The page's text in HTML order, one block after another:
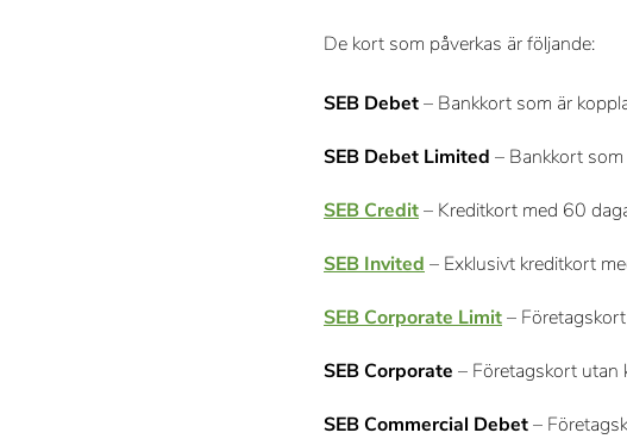
De kort som påverkas är följande:
SEB Debet– Bankkort som är
SEB Debet Limited – Bankkort
SEB Credit– Kreditkort med 60
SEB Invited – Exklusivt kreditkort
SEB Corporate Limit–
SEB Corporate – Företagskort utan
SEB Commercial Debet–